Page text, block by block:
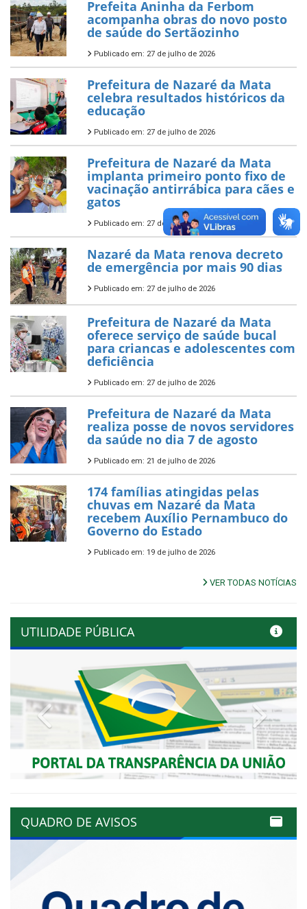
Prefeita Aninha da Ferbom
acompanha obras do novo posto
de saúde do Sertãozinho
Publicado em: 27 de julho de 2026
Prefeitura de Nazaré da Mata
celebra resultados históricos da
educação
Publicado em: 27 de julho de 2026
Prefeitura de Nazaré da Mata
implanta primeiro ponto fixo de
vacinação antirrábica para cães e
gatos
Publicado em: 27 de julho de 2026
Nazaré da Mata renova decreto
de emergência por mais 90 dias
Publicado em: 27 de julho de 2026
Prefeitura de Nazaré da Mata
oferece serviço de saúde bucal
para criancas e adolescentes com
deficiência
Publicado em: 27 de julho de 2026
Prefeitura de Nazaré da Mata
realiza posse de novos servidores
da saúde no dia 7 de agosto
Publicado em: 21 de julho de 2026
174 famílias atingidas pelas
chuvas em Nazaré da Mata
recebem Auxílio Pernambuco do
Governo do Estado
Publicado em: 19 de julho de 2026
VER TODAS NOTÍCIAS
UTILIDADE PÚBLICA
Previous Next
QUADRO DE AVISOS